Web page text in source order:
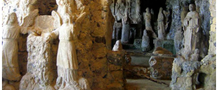
घ
रे
लू
नु
स्खे
प
र्य